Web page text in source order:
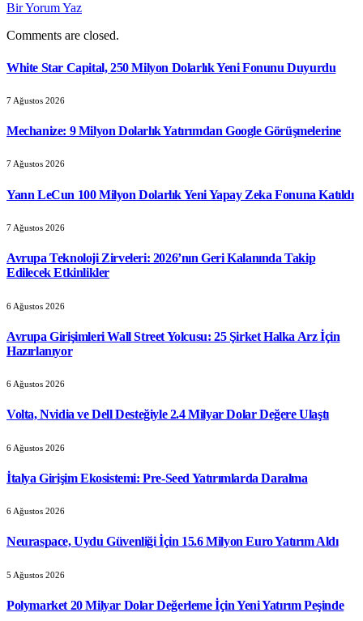
Bir Yorum Yaz
Comments are closed.
White Star Capital, 250 Milyon Dolarlık Yeni Fonunu Duyurdu
7 Ağustos 2026
Mechanize: 9 Milyon Dolarlık Yatırımdan Google Görüşmelerine
7 Ağustos 2026
Yann LeCun 100 Milyon Dolarlık Yeni Yapay Zeka Fonuna Katıldı
7 Ağustos 2026
Avrupa Teknoloji Zirveleri: 2026’nın Geri Kalanında Takip
Edilecek Etkinlikler
6 Ağustos 2026
Avrupa Girişimleri Wall Street Yolcusu: 25 Şirket Halka Arz İçin
Hazırlanıyor
6 Ağustos 2026
Volta, Nvidia ve Dell Desteğiyle 2.4 Milyar Dolar Değere Ulaştı
6 Ağustos 2026
İtalya Girişim Ekosistemi: Pre-Seed Yatırımlarda Daralma
6 Ağustos 2026
Neuraspace, Uydu Güvenliği İçin 15.6 Milyon Euro Yatırım Aldı
5 Ağustos 2026
Polymarket 20 Milyar Dolar Değerleme İçin Yeni Yatırım Peşinde